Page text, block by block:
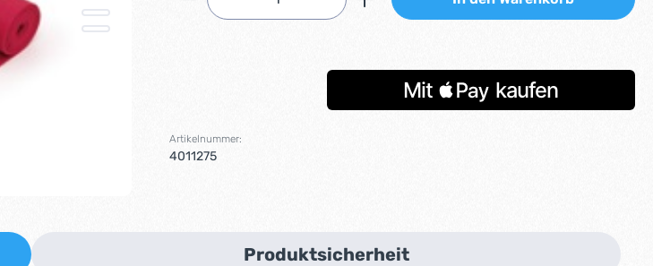
Artikelnummer:
4011275
Produktsicherheit